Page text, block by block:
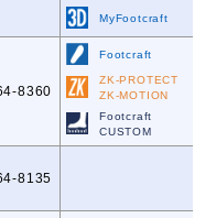
MyFootcraft
8360
Footcraft
ZK-PROTECT
ZK-MOTION
Footcraft
CUSTOM
8135